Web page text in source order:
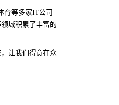
育等多家IT公司
域积累了丰富的
让我们得意在众